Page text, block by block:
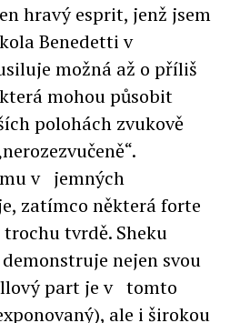
hravý esprit, jenž jsem
Benedetti v
možná až o příliš
mohou působit
polohách zvukově
v jemných
zatímco některá forte
tvrdě. Sheku
nejen svou
part je v tomto
ale i širokou